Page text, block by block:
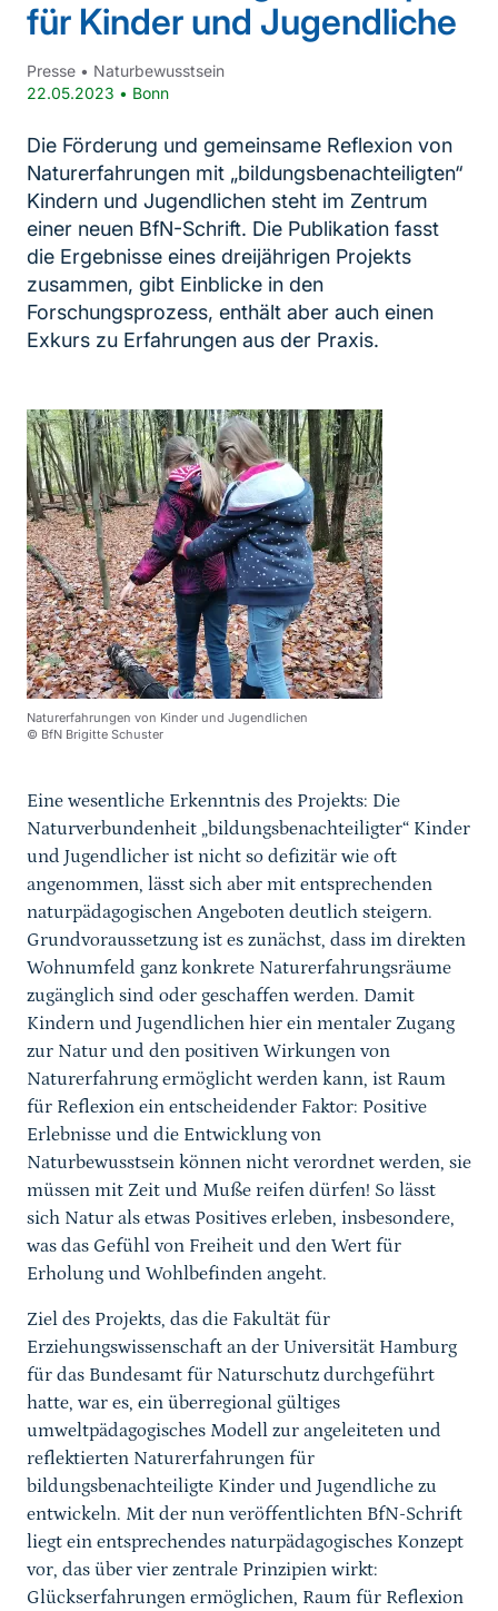
für Kinder und Jugendliche
Presse • Naturbewusstsein
22.05.2023 • Bonn
Die Förderung und gemeinsame Reflexion von
Naturerfahrungen mit „bildungsbenachteiligten“
Kindern und Jugendlichen steht im Zentrum
einer neuen BfN-Schrift. Die Publikation fasst
die Ergebnisse eines dreijährigen Projekts
zusammen, gibt Einblicke in den
Forschungsprozess, enthält aber auch einen
Exkurs zu Erfahrungen aus der Praxis.
Naturerfahrungen von Kinder und Jugendlichen
© BfN Brigitte Schuster
Eine wesentliche Erkenntnis des Projekts: Die
Naturverbundenheit „bildungsbenachteiligter“ Kinder
und Jugendlicher ist nicht so defizitär wie oft
angenommen, lässt sich aber mit entsprechenden
naturpädagogischen Angeboten deutlich steigern.
Grundvoraussetzung ist es zunächst, dass im direkten
Wohnumfeld ganz konkrete Naturerfahrungsräume
zugänglich sind oder geschaffen werden. Damit
Kindern und Jugendlichen hier ein mentaler Zugang
zur Natur und den positiven Wirkungen von
Naturerfahrung ermöglicht werden kann, ist Raum
für Reflexion ein entscheidender Faktor: Positive
Erlebnisse und die Entwicklung von
Naturbewusstsein können nicht verordnet werden, sie
müssen mit Zeit und Muße reifen dürfen! So lässt
sich Natur als etwas Positives erleben, insbesondere,
was das Gefühl von Freiheit und den Wert für
Erholung und Wohlbefinden angeht.
Ziel des Projekts, das die Fakultät für
Erziehungswissenschaft an der Universität Hamburg
für das Bundesamt für Naturschutz durchgeführt
hatte, war es, ein überregional gültiges
umweltpädagogisches Modell zur angeleiteten und
reflektierten Naturerfahrungen für
bildungsbenachteiligte Kinder und Jugendliche zu
entwickeln. Mit der nun veröffentlichten BfN-Schrift
liegt ein entsprechendes naturpädagogisches Konzept
vor, das über vier zentrale Prinzipien wirkt:
Glückserfahrungen ermöglichen, Raum für Reflexion